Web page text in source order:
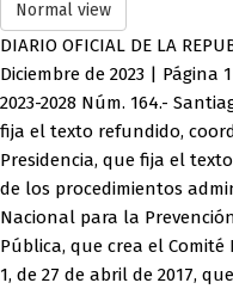
Normal view
DIARIO OFICIAL DE LA
Diciembre de 2023 | Página 1
2023-2028 Núm. 164.-
fija el texto refundido,
Presidencia, que fija el
de los procedimientos
Nacional para la
Pública, que crea el
1, de 27 de abril de 2017,